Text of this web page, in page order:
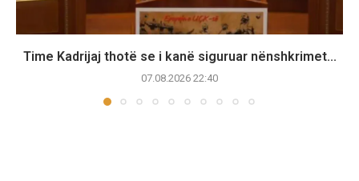
Time Kadrijaj thotë se i kanë siguruar nënshkrimet...
07.08.2026 22:40